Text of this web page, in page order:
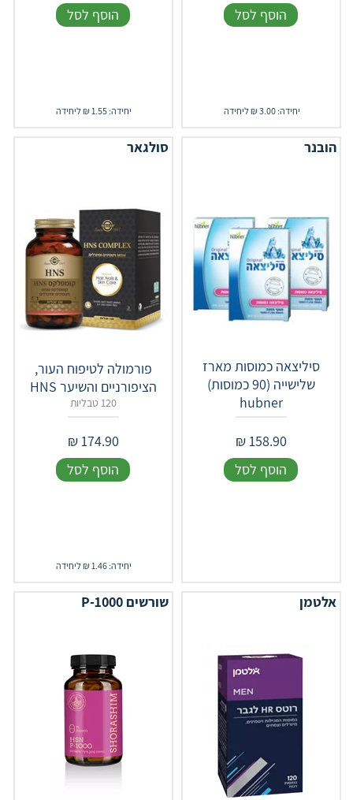
הוסף לסל
יחידה: 3.00 ₪ ליחידה
הוסף לסל
יחידה: 1.55 ₪ ליחידה
הובנר
סיליצאה כמוסות מארז
שלישייה (90 כמוסות)
hubner
158.90
₪
הוסף לסל
סולגאר
פורמולה לטיפוח העור,
הציפורניים והשיער HNS
120 טבליות
174.90
₪
הוסף לסל
יחידה: 1.46 ₪ ליחידה
אלטמן שורשים P-1000